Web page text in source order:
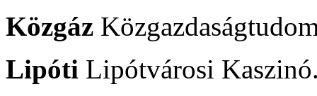
Közgáz
Lipóti Lipótvárosi